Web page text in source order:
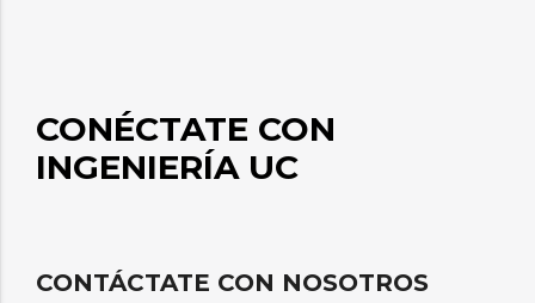
CONÉCTATE CON
INGENIERÍA UC
CONTÁCTATE CON NOSOTROS